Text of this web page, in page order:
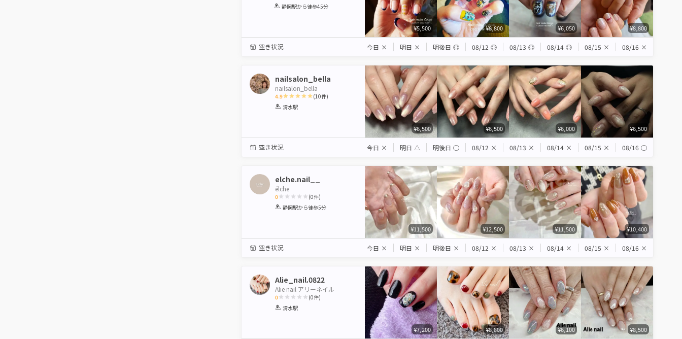
1 2 3 4 5
静岡駅から徒歩45分
¥5,500 ¥8,800 ¥6,050 ¥8,800
空き状況 今日 × 明日 × 明後日 ◎ 08/12 ◎ 08/13 ◎ 08/14 ◎ 08/15 × 08/16 ×
nailsalon_bella
nailsalon_bella
4.9
1 2 3
(10件)
清水駅
¥6,500 ¥6,500 ¥6,000 ¥6,500
空き状況 今日 × 明日 △ 明後日 ◯ 08/12 × 08/13 × 08/14 × 08/15 × 08/16 ◯
elche.nail__
élche
0
1 2 3 4 5
(0件)
静岡駅から徒歩5分
¥11,500 ¥12,500 ¥11,500 ¥10,400
空き状況 今日 × 明日 × 明後日 × 08/12 × 08/13 × 08/14 × 08/15 × 08/16 ×
Alie_nail.0822
Alie nail アリーネイル
0
1 2 3 4
(0件)
清水駅
¥7,200 ¥8,800 ¥6,100 ¥8,500